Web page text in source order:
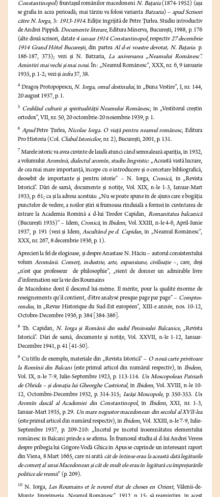
Constantinopol) fruntaşul românilor macedoneni N. Baţaria(1874-1952) (aşa
se grafia în acea perioadă; mai târziu va folosi varianta Batzaria) – apud Scrisori
către N. Iorga, 3: 1913-1914. Ediţie îngrijită de Petre Ţurlea. Studiu introductiv
de Andrei Pippidi.Documente literare, Editura Minerva, Bucureşti, 1988, p. 176
(alte două scrisori, datate 4 ianuar 1914 Constantinopol, respectiv27 decembrie
1914 Grand Hôtel Bucureşti, din partea Al d-ei voastre devotat, N. Baţaria: p.
186-187, 373); vezi şi N. Batzaria, La aniversarea „Neamului Românesc”.
Amintiri mai vechi şi mai noui. În: „Neamul Românesc”, XXX, nr. 6, 9 ianuarie
1935, p. 1-2; vezi şiinfra37, 38.
4 Dragoş Protopopescu,N. Iorga, omul destinului, în „Buna Vestire”, I, nr. 144,
20 august 1937, p. 1.
5 Ceahlăul culturii şi spiritualităţii Neamului Românesc, în „Vestitorul creştin
ortodox”, VII, nr. 50, 20 octombrie-20 noiembrie 1939, p. 1.
6 ApudPetre Ţurlea,Nicolae Iorga. O viaţă pentru neamul românesc, Editura
Pro Historia (Col. Clubul Istoricilor, nr. 2), Bucureşti, 2001, p. 131.
7 Marele istoric va avea cuvinte de laudă atunci când semnalează apariţia, în 1932,
a volumului Aromînii, dialectul aromîn, studiu lingvistic: „Această vastă lucrare,
de cea mai mare importanţă, începe cu o introducere şi o cercetare bibliografică,
deosebit de importante şi pentru istorie” – N. Iorga, Cronică, în „Revista
Istorică”. Dări de samă, documente şi notiţe, Vol. XIX, n-le 1-3, Ianuar-Mart
1933, p. 61; ca şi la adresa acestuia: „Nu se poate spune în de ajuns care e bogăţia
punctelor de vedere, a noilor ştiri si frumoasa rînduială a formei în cuvîntarea de
intrare la Academia Romînă a d-lui Teodor Capidan, Romanitatea balcanică
(Bucureşti 1935)” – Idem, Cronică, înIbidem, Vol. XXIII, n-le 4-6, April-Iunie
1937, p. 191 (vezi şi Idem, Ascultând pe d. Capidan, în „Neamul Românesc”,
XXX, nr. 267, 8 decembrie 1936, p. 1).
Aprecieri la fel de elogioase, şi despre Anastase N. Hâciu – autorul consistentului
volum Aromânii. Comerţ, industrie, arte, expansiune, civilisaţie–, care, deşi
„n’est que professeur de philosophie”, „vient de donner un admirable livre
d’information sur la vie des Roumains
de Macédoine dont il descend lui-même. Il mérite, pour la qualité énorme de
reseignements qu’il contient, d’être analysé presque page par page” – Comptes-
rendus, în „Revue Historique du Sud-Est européen”, XIII-e année, nos. 10-12,
Octobre-Decembre 1936, p. 384 [384-386].
8 Th. Capidan, N. Iorga şi Românii din sudul Peninsulei Balcanice, „Revista
Istorică”. Dări de samă, documente şi notiţe, Vol. XXVII, n-le 1-12, Ianuar-
Decembre 1941, p. 41 [41-50].
9 Cu titlu de exemplu, materiale din „Revista Istorică” – O nouă carte privitoare
la Romînii din Balcani(este primul articol din numărul respectiv), înIbidem,
Vol. IX, n-le 7-9, Iulie-Septembre 1923, p. 113-114. Un Moscopolean Patriarh
de Ohrida – şi donaţia lui Gheorghe Castriotul, în Ibidem, Vol. XVIII, n-le 10-
12, Octombre-Decembre 1932, p. 314-315; Iarăşi Moscopole, p. 350-353. Un
Aromîn dascăl al Academiei din Constantinopol, în Ibidem, XXI, nr. 1-3,
Ianuar-Mart 1935, p. 29. Un mare negustor macedonean din secolul al XVlI-lea
(este primul articol din numărul respectiv), înIbidem, Vol. XXIII, n-le 7-9, Iulie-
Septembre 1937, p. 209-210: „Încetul pe încetul însemnătatea elementului
romănesc în Balcani prinde a se afirma. În frumosul studiu al d-lui Andrei Veress
despre pribegia lui Grigore-Vodă Ghica în Apus se cuprinde un interesant raport
din Viena, 8 Mart 1665, care ni arată cât de întinse erau la această dată legăturile
de comerţ al unui Macedonean şi cât de mult ele erau în legătură cu împrejurările
politice ale vremii” (p. 209).
10 N. Iorga, Les Roumains et le nouvel état de choses en Orient, Vălenii-de-